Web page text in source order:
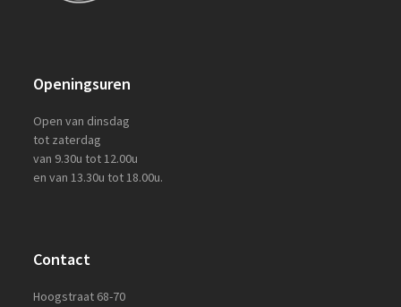
Openingsuren
Open van dinsdag
tot zaterdag
van 9.30u tot 12.00u
en van 13.30u tot 18.00u.
Contact
Hoogstraat 68-70